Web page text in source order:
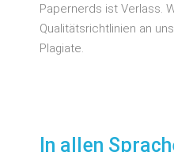
Papernerds ist Verlass.
Qualitätsrichtlinien an
Plagiate.
In allen